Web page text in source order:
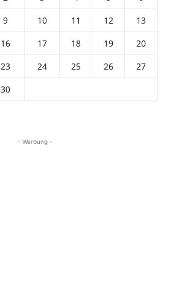
9 10 11 12
13
16 17 18 19
20
23 24 25 26
27
30
- Werbung -